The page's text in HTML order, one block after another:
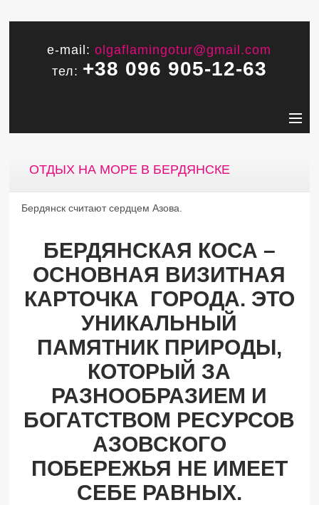
e-mail:olgaflamingotur@gmail.com
тел: +38 096 905-12-63
ОТДЫХ НА МОРЕ В БЕРДЯНСКЕ
Бердянск считают сердцем Азова.
БЕРДЯНСКАЯ КОСА –
ОСНОВНАЯ ВИЗИТНАЯ
КАРТОЧКА ГОРОДА. ЭТО
УНИКАЛЬНЫЙ
ПАМЯТНИК ПРИРОДЫ,
КОТОРЫЙ ЗА
РАЗНООБРАЗИЕМ И
БОГАТСТВОМ РЕСУРСОВ
АЗОВСКОГО
ПОБЕРЕЖЬЯ НЕ ИМЕЕТ
СЕБЕ РАВНЫХ.